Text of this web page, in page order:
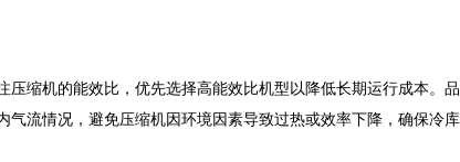
缩机的能效比，优先选择高能效比机型以降低长期运行成本。品
流情况，避免压缩机因环境因素导致过热或效率下降，确保冷库